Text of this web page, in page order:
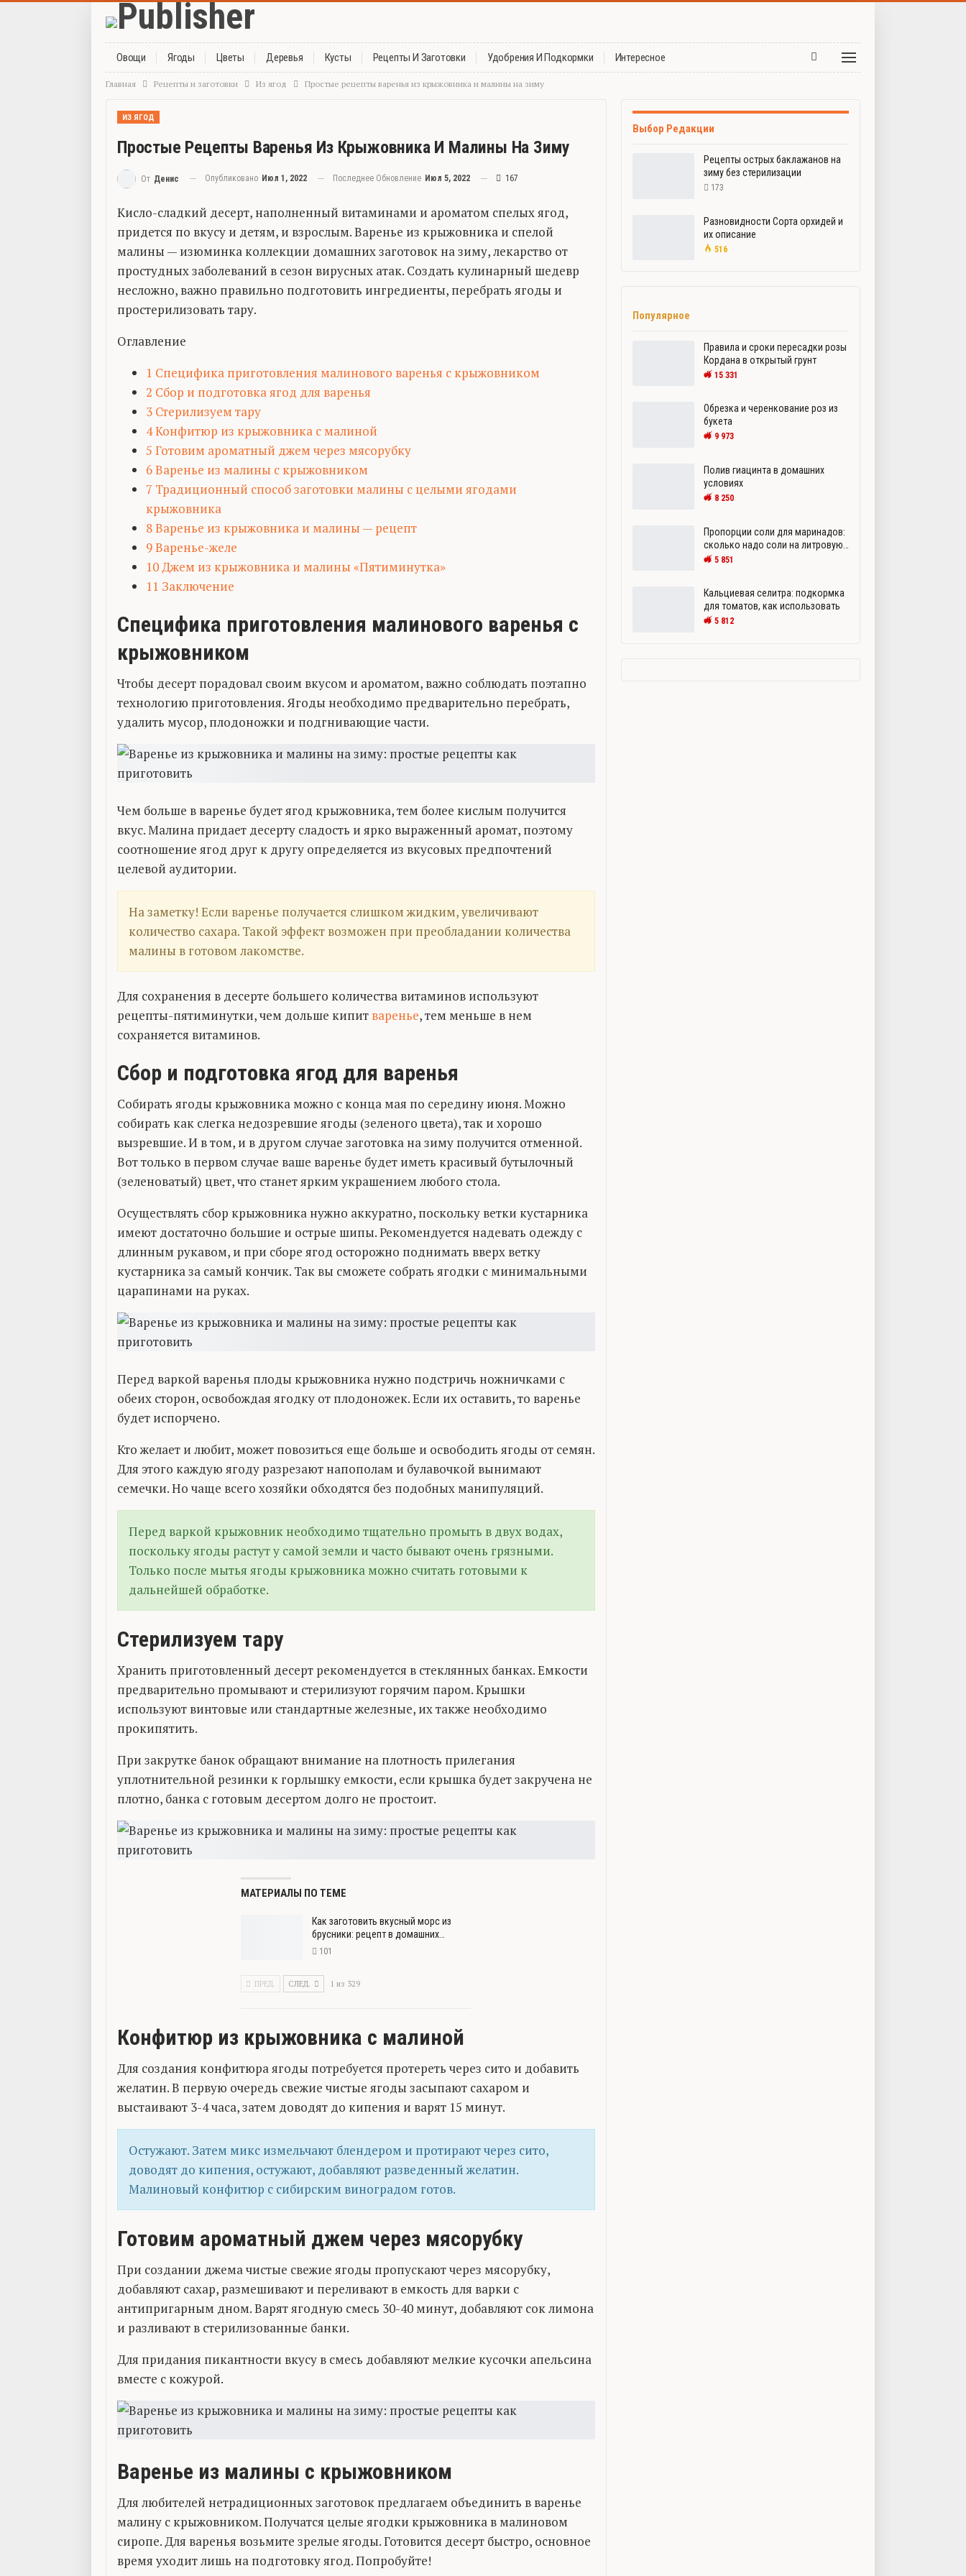
Овощи Ягоды Цветы Деревья Кусты Рецепты И Заготовки Удобрения И Подкормки Интересное
Главная Рецепты и заготовки Из ягод Простые рецепты варенья из крыжовника и малины на зиму
ИЗ ЯГОД
Простые Рецепты Варенья Из Крыжовника И Малины На Зиму
От Денис Опубликовано Июл 1, 2022 Последнее Обновление Июл 5, 2022 167
Кисло-сладкий десерт, наполненный витаминами и ароматом спелых ягод,
придется по вкусу и детям, и взрослым. Варенье из крыжовника и спелой
малины — изюминка коллекции домашних заготовок на зиму, лекарство от
простудных заболеваний в сезон вирусных атак. Создать кулинарный шедевр
несложно, важно правильно подготовить ингредиенты, перебрать ягоды и
простерилизовать тару.
Оглавление
1 Специфика приготовления малинового варенья с крыжовником
2 Сбор и подготовка ягод для варенья
3 Стерилизуем тару
4Конфитюр из крыжовника с малиной
5 Готовим ароматный джем через мясорубку
6Варенье из малины с крыжовником
7 Традиционный способ заготовки малины с целыми ягодами
крыжовника
8Варенье из крыжовника и малины — рецепт
9Варенье-желе
10Джем из крыжовника и малины «Пятиминутка»
11 Заключение
Специфика приготовления малинового варенья с
крыжовником
Чтобы десерт порадовал своим вкусом и ароматом, важно соблюдать поэтапно
технологию приготовления. Ягоды необходимо предварительно перебрать,
удалить мусор, плодоножки и подгнивающие части.
Чем больше в варенье будет ягод крыжовника, тем более кислым получится
вкус. Малина придает десерту сладость и ярко выраженный аромат, поэтому
соотношение ягод друг к другу определяется из вкусовых предпочтений
целевой аудитории.
На заметку! Если варенье получается слишком жидким, увеличивают
количество сахара. Такой эффект возможен при преобладании количества
малины в готовом лакомстве.
Для сохранения в десерте большего количества витаминов используют
рецепты-пятиминутки, чем дольше кипит варенье, тем меньше в нем
сохраняется витаминов.
Сбор и подготовка ягод для варенья
Собирать ягоды крыжовника можно с конца мая по середину июня. Можно
собирать как слегка недозревшие ягоды (зеленого цвета), так и хорошо
вызревшие. И в том, и в другом случае заготовка на зиму получится отменной.
Вот только в первом случае ваше варенье будет иметь красивый бутылочный
(зеленоватый) цвет, что станет ярким украшением любого стола.
Осуществлять сбор крыжовника нужно аккуратно, поскольку ветки кустарника
имеют достаточно большие и острые шипы. Рекомендуется надевать одежду с
длинным рукавом, и при сборе ягод осторожно поднимать вверх ветку
кустарника за самый кончик. Так вы сможете собрать ягодки с минимальными
царапинами на руках.
Перед варкой варенья плоды крыжовника нужно подстричь ножничками с
обеих сторон, освобождая ягодку от плодоножек. Если их оставить, то варенье
будет испорчено.
Кто желает и любит, может повозиться еще больше и освободить ягоды от семян.
Для этого каждую ягоду разрезают напополам и булавочкой вынимают
семечки. Но чаще всего хозяйки обходятся без подобных манипуляций.
Перед варкой крыжовник необходимо тщательно промыть в двух водах,
поскольку ягоды растут у самой земли и часто бывают очень грязными.
Только после мытья ягоды крыжовника можно считать готовыми к
дальнейшей обработке.
Стерилизуем тару
Хранить приготовленный десерт рекомендуется в стеклянных банках. Емкости
предварительно промывают и стерилизуют горячим паром. Крышки
используют винтовые или стандартные железные, их также необходимо
прокипятить.
При закрутке банок обращают внимание на плотность прилегания
уплотнительной резинки к горлышку емкости, если крышка будет закручена не
плотно, банка с готовым десертом долго не простоит.
МАТЕРИАЛЫ ПО ТЕМЕ
Как заготовить вкусный морс из
брусники: рецепт в домашних…
101
ПРЕД. СЛЕД. 1 из 329
Конфитюр из крыжовника с малиной
Для создания конфитюра ягоды потребуется протереть через сито и добавить
желатин. В первую очередь свежие чистые ягоды засыпают сахаром и
выстаивают 3-4 часа, затем доводят до кипения и варят 15 минут.
Остужают. Затем микс измельчают блендером и протирают через сито,
доводят до кипения, остужают, добавляют разведенный желатин.
Малиновый конфитюр с сибирским виноградом готов.
Готовим ароматный джем через мясорубку
При создании джема чистые свежие ягоды пропускают через мясорубку,
добавляют сахар, размешивают и переливают в емкость для варки с
антипригарным дном. Варят ягодную смесь 30-40 минут, добавляют сок лимона
и разливают в стерилизованные банки.
Для придания пикантности вкусу в смесь добавляют мелкие кусочки апельсина
вместе с кожурой.
Варенье из малины с крыжовником
Для любителей нетрадиционных заготовок предлагаем объединить в варенье
малину с крыжовником. Получатся целые ягодки крыжовника в малиновом
сиропе. Для варенья возьмите зрелые ягоды. Готовится десерт быстро, основное
время уходит лишь на подготовку ягод. Попробуйте!
Выбор Редакции
Рецепты острых баклажанов на
зиму без стерилизации
173
Разновидности Сорта орхидей и
их описание
516
Популярное
Правила и сроки пересадки розы
Кордана в открытый грунт
15 331
Обрезка и черенкование роз из
букета
9 973
Полив гиацинта в домашних
условиях
8 250
Пропорции соли для маринадов:
сколько надо соли на литровую…
5 851
Кальциевая селитра: подкормка
для томатов, как использовать
5 812